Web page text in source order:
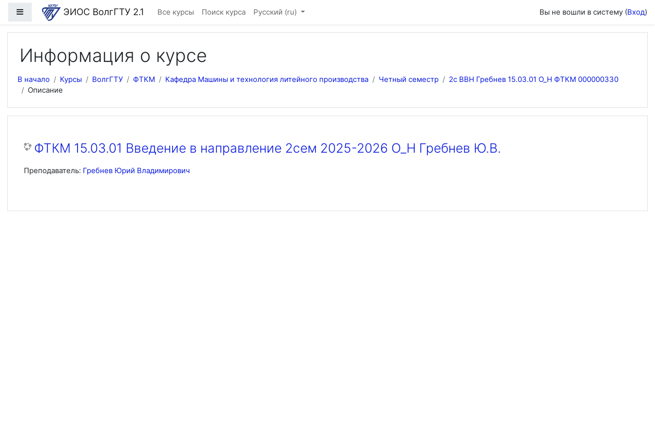
Перейти к основному содержанию
Боковая панельЭИОС ВолгГТУ 2.1 Все курсы Поиск курса Русский ‎(ru)‎ Вы не вошли в систему (Вход)
Информация о курсе
В начало Курсы ВолгГТУ ФТКМ Кафедра Машины и технология литейного производства Четный семестр
2с ВВН Гребнев 15.03.01 О_Н ФТКМ 000000330
Описание
ФТКМ 15.03.01 Введение в направление 2сем 2025-2026 О_Н Гребнев Ю.В.
Преподаватель: Гребнев Юрий Владимирович